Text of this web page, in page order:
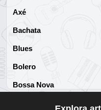
Axé
Bachata
Blues
Bolero
Bossa Nova